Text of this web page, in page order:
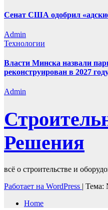
Сенат США одобрил
Admin
Технологии
Власти Минска назвали
реконструирован в 2027
Admin
Решения
всё о строительстве и
Работает на WordPress | Тема:
Home